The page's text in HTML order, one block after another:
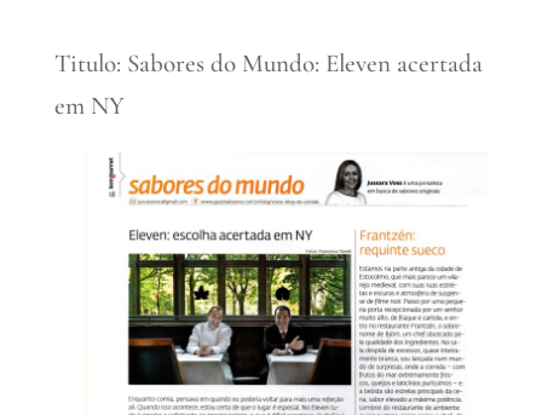
Titulo: Sabores do Mundo: Eleven acertada
em NY